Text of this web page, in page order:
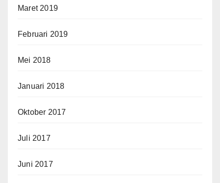
Maret 2019
Februari 2019
Mei 2018
Januari 2018
Oktober 2017
Juli 2017
Juni 2017